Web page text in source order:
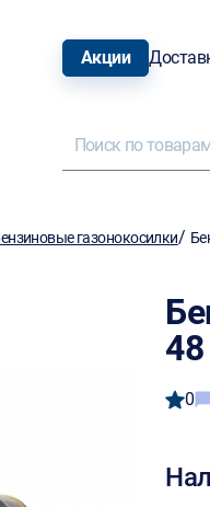
Акции
газонокосилки/
0